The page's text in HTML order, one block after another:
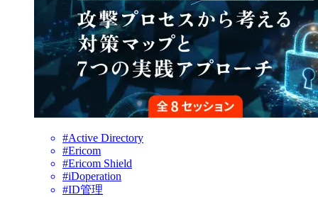
#Active Directory
#Ericom
#Ericom Shield
#iDoperation
#ID管理